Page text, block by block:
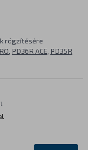
rögzítésére
, PD36R ACE, PD35R